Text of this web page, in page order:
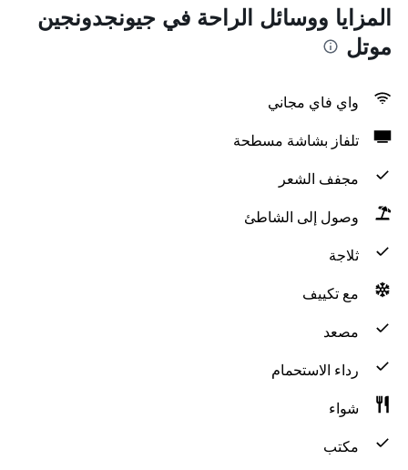
المزايا ووسائل الراحة في جيونجدونجين
موتل
واي فاي مجاني
تلفاز بشاشة مسطحة
مجفف الشعر
وصول إلى الشاطئ
ثلاجة
مع تكييف
مصعد
رداء الاستحمام
شواء
مكتب